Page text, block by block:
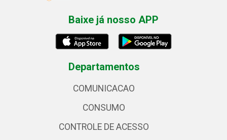
Baixe já nosso APP
Departamentos
COMUNICACAO
CONSUMO
CONTROLE DE ACESSO